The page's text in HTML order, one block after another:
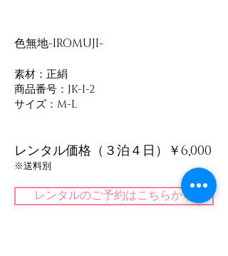
色無地-IROMUJI-
素材：正絹
​商品番号：JK-I-2
サイズ：M-L
レンタル価格（３泊４日）￥6,000
​※送料別
レンタルのご予約はこちらから